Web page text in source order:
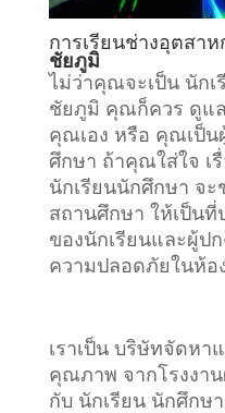
การเรียนช่างอุตสาห
ชัยภูมิ
ไม่ว่าคุณจะเป็น นัก
ชัยภูมิ คุณก็ควร ดูแ
คุณเอง หรือ คุณเป็น
ศึกษา ถ้าคุณใส่ใจ เ
นักเรียนนักศึกษา จ
สถานศึกษา ให้เป็นที่
ของนักเรียนและผู้ป
ความปลอดภัยในห้อ
เราเป็น บริษัทจัดหา
คุณภาพ จากโรงงา
กับ นักเรียน นักศึกษ